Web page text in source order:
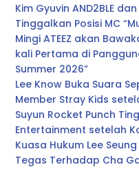
Kim Gyuvin AND2BLE
Tinggalkan Posisi MC
Mingi ATEEZ akan
kali Pertama di
Summer 2026”
Lee Know Buka Suara
Member Stray Kids
Suyun Rocket Punch
Entertainment setelah
Kuasa Hukum Lee
Tegas Terhadap Cha